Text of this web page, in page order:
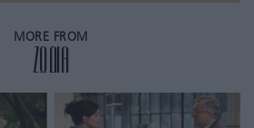
MORE FROM
ZΩΔΙΑ